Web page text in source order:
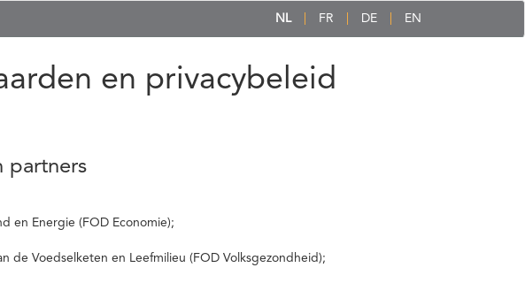
NL FR DE EN
en privacybeleid
partners
en Energie (FOD Economie);
de Voedselketen en Leefmilieu (FOD Volksgezondheid);